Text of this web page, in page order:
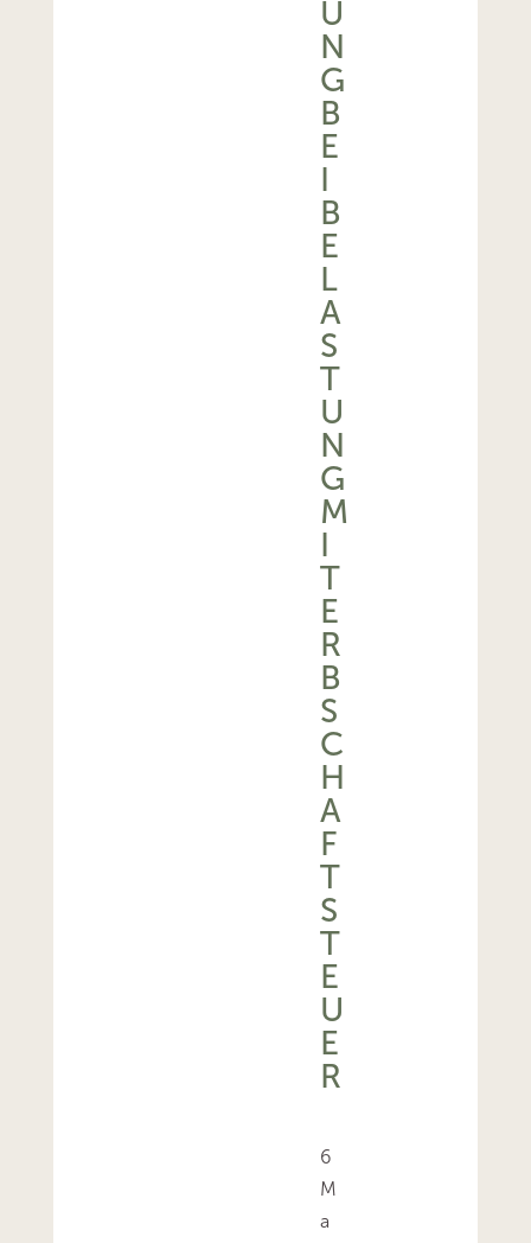
N
G
B
E
I
B
E
L
A
S
T
U
N
G
M
I
T
E
R
B
S
C
H
A
F
T
S
T
E
U
E
R
6
M
a